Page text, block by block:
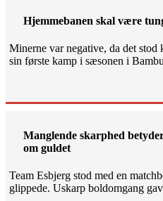
Hjemmebanen skal være
Minerne var negative, da det stod
sin første kamp i sæsonen i
Manglende skarphed
om guldet
Team Esbjerg stod med en
glippede. Uskarp boldomgang